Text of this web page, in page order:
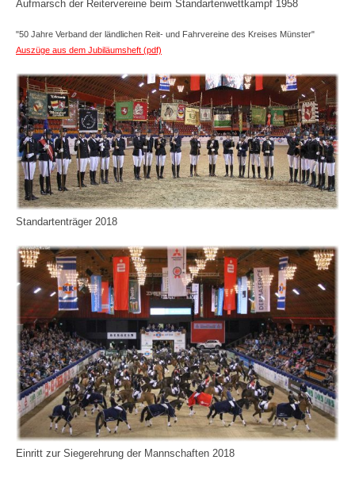
Aufmarsch der Reitervereine beim Standartenwettkampf 1958
"50 Jahre Verband der ländlichen Reit- und Fahrvereine des Kreises Münster"
Auszüge aus dem Jubiläumsheft (pdf)
Standartenträger 2018
Einritt zur Siegerehrung der Mannschaften 2018